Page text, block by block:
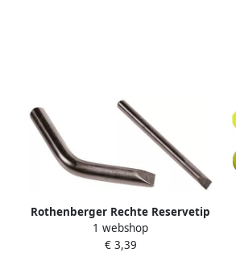
Rothenberger Rechte Reservetip
soldeerbout 35951 ROT035978
1 webshop
€ 3,39